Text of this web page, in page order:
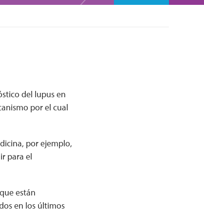
del lupus en
por el cual
por ejemplo,
para el
están
en los últimos